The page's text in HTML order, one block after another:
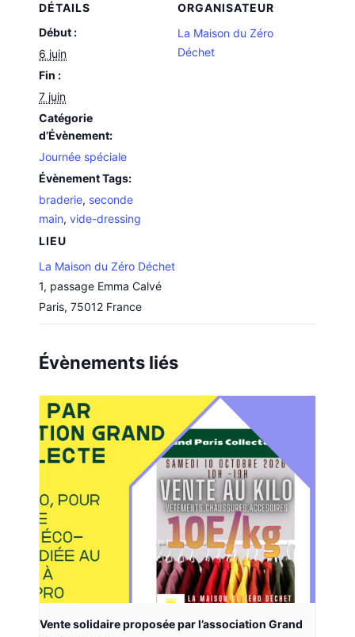
DÉTAILS
Début :
6 juin
Fin :
7 juin
Catégorie
d’Évènement:
Journée spéciale
Évènement Tags:
braderie, seconde
main,vide-dressing
LIEU
La Maison du Zéro Déchet
1, passage Emma Calvé
Paris, 75012 France
ORGANISATEUR
La Maison du Zéro
Déchet
Évènements liés
Vente solidaire proposée par l’association Grand